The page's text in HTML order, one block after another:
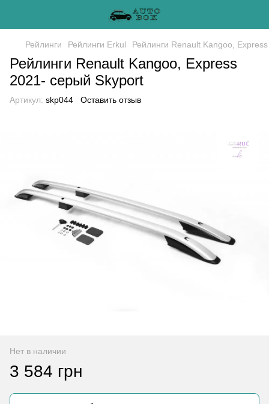
Рейлинги Рейлинги Erkul Рейлинги Renault Kangoo,
Рейлинги Renault Kangoo, Express
2021- серый Skyport
Артикул: skp044 Оставить отзыв
Нет в наличии
3 584 грн